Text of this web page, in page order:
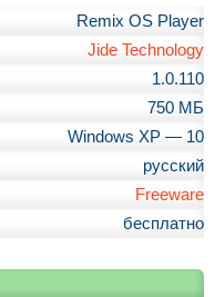
Remix OS Player
Jide Technology
1.0.110
750 МБ
Windows XP — 10
русский
Freeware
бесплатно